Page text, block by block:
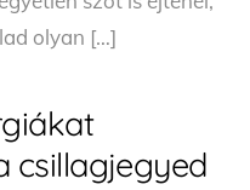
olyan […]
csillagjegyed